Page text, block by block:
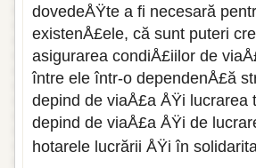
dovedeÅŸte a fi necesară
existenÅ£ele, că sunt puteri
asigurarea condiÅ£iilor de
între ele într-o dependenÅ£ă
depind de viaÅ£a ÅŸi lucrarea
depind de viaÅ£a ÅŸi de
hotarele lucrării ÅŸi în